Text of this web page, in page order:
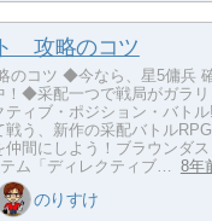
攻略のコツ
のコツ ◆今なら、星5傭兵
！◆采配一つで戦局がガラリ
ティブ・ポジション・バト
戦う、新作の采配バトル
仲間にしよう！ブラウンダ
ム「ディレクティブ… 8年
のりすけ